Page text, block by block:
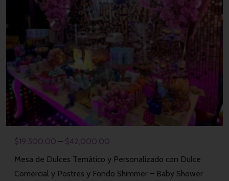
$19,500.00 – $42,000.00
Mesa de Dulces Temático y Personalizado con Dulce
Comercial y Postres y Fondo Shimmer – Baby Shower